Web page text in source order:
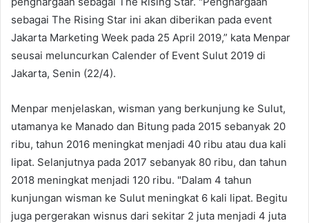
sebagai The Rising Star ini akan diberikan pada event
Jakarta Marketing Week pada 25 April 2019,” kata Menpar
seusai meluncurkan Calender of Event Sulut 2019 di
Jakarta, Senin (22/4).
Menpar menjelaskan, wisman yang berkunjung ke Sulut,
utamanya ke Manado dan Bitung pada 2015 sebanyak 20
ribu, tahun 2016 meningkat menjadi 40 ribu atau dua kali
lipat. Selanjutnya pada 2017 sebanyak 80 ribu, dan tahun
2018 meningkat menjadi 120 ribu. "Dalam 4 tahun
kunjungan wisman ke Sulut meningkat 6 kali lipat. Begitu
juga pergerakan wisnus dari sekitar 2 juta menjadi 4 juta